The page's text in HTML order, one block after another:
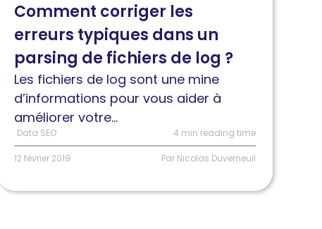
erreurs
typiques
dans
parsing
fichiers
log
?
Comment corriger les
erreurs typiques dans un
parsing de fichiers de log ?
Les fichiers de log sont une mine
d’informations pour vous aider à
améliorer votre...
Data SEO 4 min reading time
12 février 2019 Par Nicolas Duverneuil